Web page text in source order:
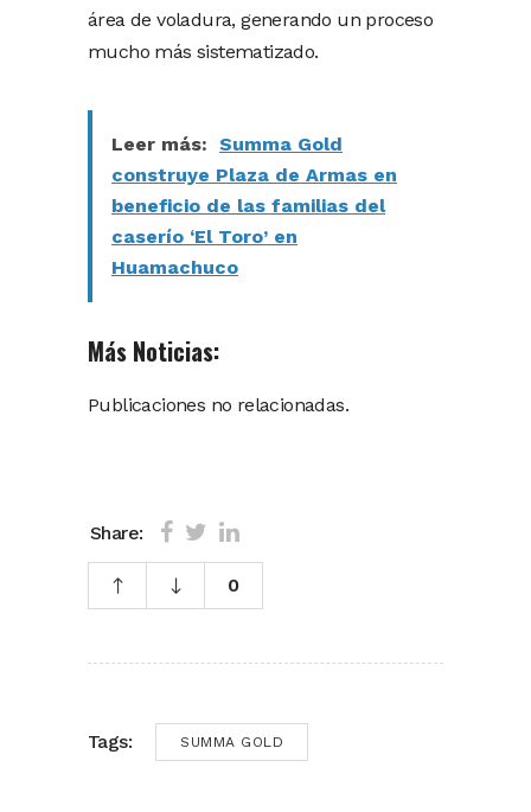
área de voladura, generando un proceso
mucho más sistematizado.
Leer más: Summa Gold
construye Plaza de Armas en
beneficio de las familias del
caserío ‘El Toro’ en
Huamachuco
Más Noticias:
Publicaciones no relacionadas.
Share:
0
Tags: SUMMA GOLD